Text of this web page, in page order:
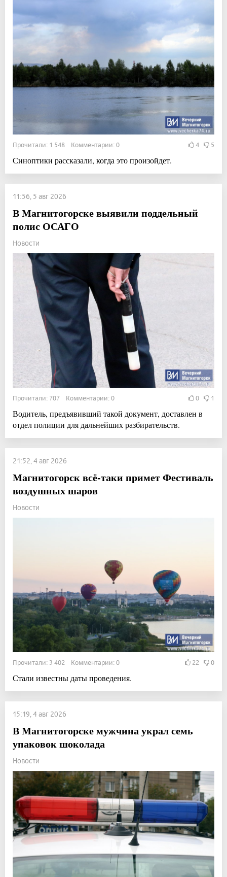
Прочитали: 1 548 Комментарии: 0 4 5
Синоптики рассказали, когда это произойдет.
11:56, 5 авг 2026
В Магнитогорске выявили поддельный
полис ОСАГО
Новости
Прочитали: 707 Комментарии: 0 0 1
Водитель, предъявивший такой документ, доставлен в
отдел полиции для дальнейших разбирательств.
21:52, 4 авг 2026
Магнитогорск всё-таки примет Фестиваль
воздушных шаров
Новости
Прочитали: 3 402 Комментарии: 0 22 0
Стали известны даты проведения.
15:19, 4 авг 2026
В Магнитогорске мужчина украл семь
упаковок шоколада
Новости